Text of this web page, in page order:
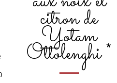
citron de
Yotam
Ottolenghi *